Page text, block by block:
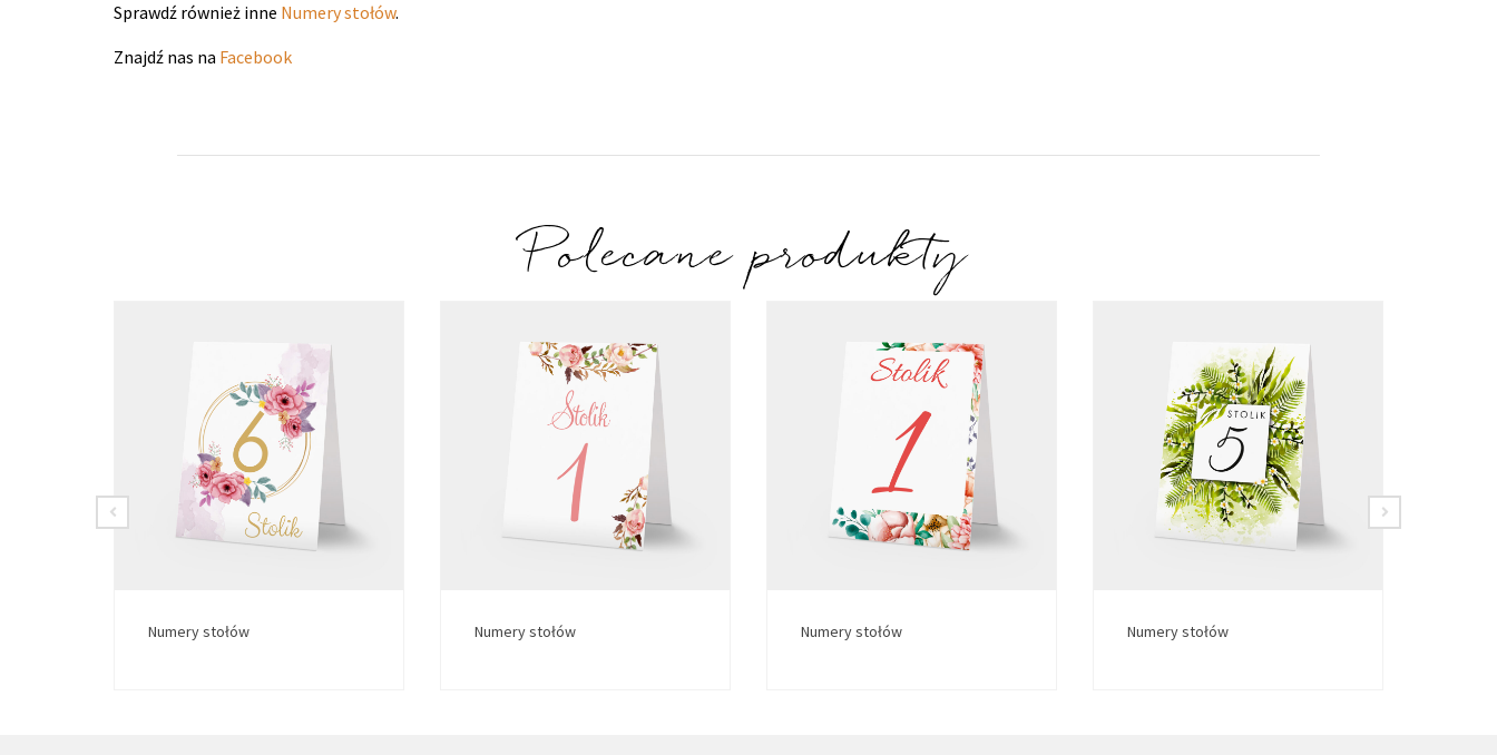
Sprawdź również inne Numery stołów.
Znajdź nas na Facebook
Polecane produkty
Numery stołów Numery stołów Numery stołów Numery stołów